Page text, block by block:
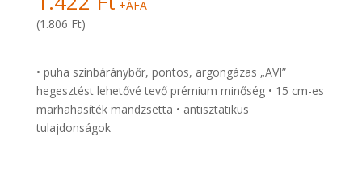
+ÁFA
(1.806 Ft)
• puha színbáránybőr, pontos, argongázas „AVI”
hegesztést lehetővé tevő prémium minőség • 15 cm-es
marhahasíték mandzsetta • antisztatikus
tulajdonságok